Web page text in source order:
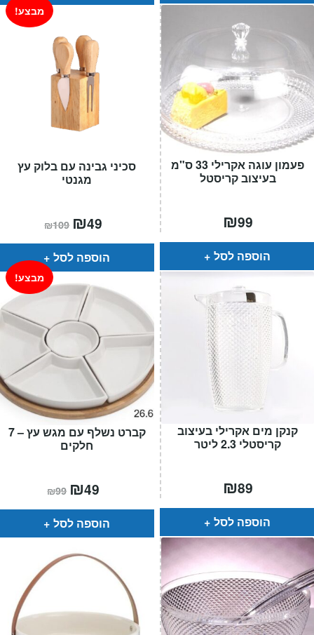
סכיני גבינה עם בלוק עץ
מגנטי
מבצע!
₪109 המחיר
המקורי
היה:
₪109.
₪49
הוא:
הוספה לסל
פעמון עוגה אקרילי 33 ס"מ
בעיצוב קריסטל
₪99
הוספה לסל
קברט נשלף עם מגש עץ – 7
חלקים
מבצע!
₪99 המחיר
המקורי
היה:
₪99.
₪49
הוא:
הוספה לסל
קנקן מים אקרילי בעיצוב
קריסטלי 2.3 ליטר
₪89
הוספה לסל